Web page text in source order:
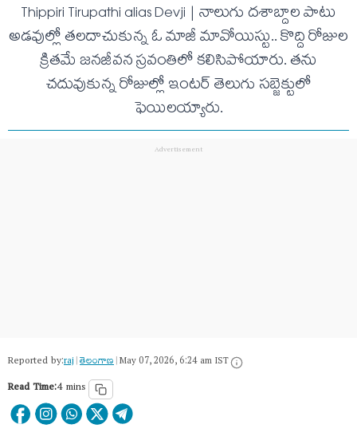
Thippiri Tirupathi alias Devji | నాలుగు ద‌శాబ్దాల పాటు
అడ‌వుల్లో త‌ల‌దాచుకున్న ఓ మాజీ మావోయిస్టు.. కొద్ది రోజుల
క్రిత‌మే జ‌న‌జీవ‌న స్ర‌వంతిలో క‌లిసిపోయారు. త‌ను
చ‌దువుకున్న రోజుల్లో ఇంట‌ర్ తెలుగు స‌బ్జెక్టులో
ఫెయిల‌య్యారు.
Reported by:raj|తెలంగాణ‌|May 07, 2026, 6:24 am IST
Read Time:4 mins